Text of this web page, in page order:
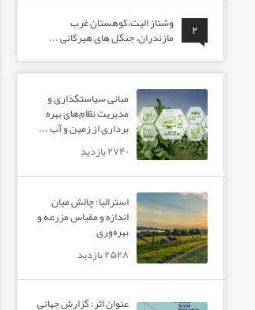
۲
وَشتاز الیت،کوهستان غرب
مازندران، جنگل های هیرکانی ...
مبانی سیاستگذاری و
مدیریت نظام‌های بهره‌
برداری از زمین و آب ...
۲۷۴۰ بازدید
استرالیا: چالش میان
اندازه و مقیاس مزرعه و
بهره‌وری
۲۵۲۸ بازدید
عنوان اثر: گزارش جهانی